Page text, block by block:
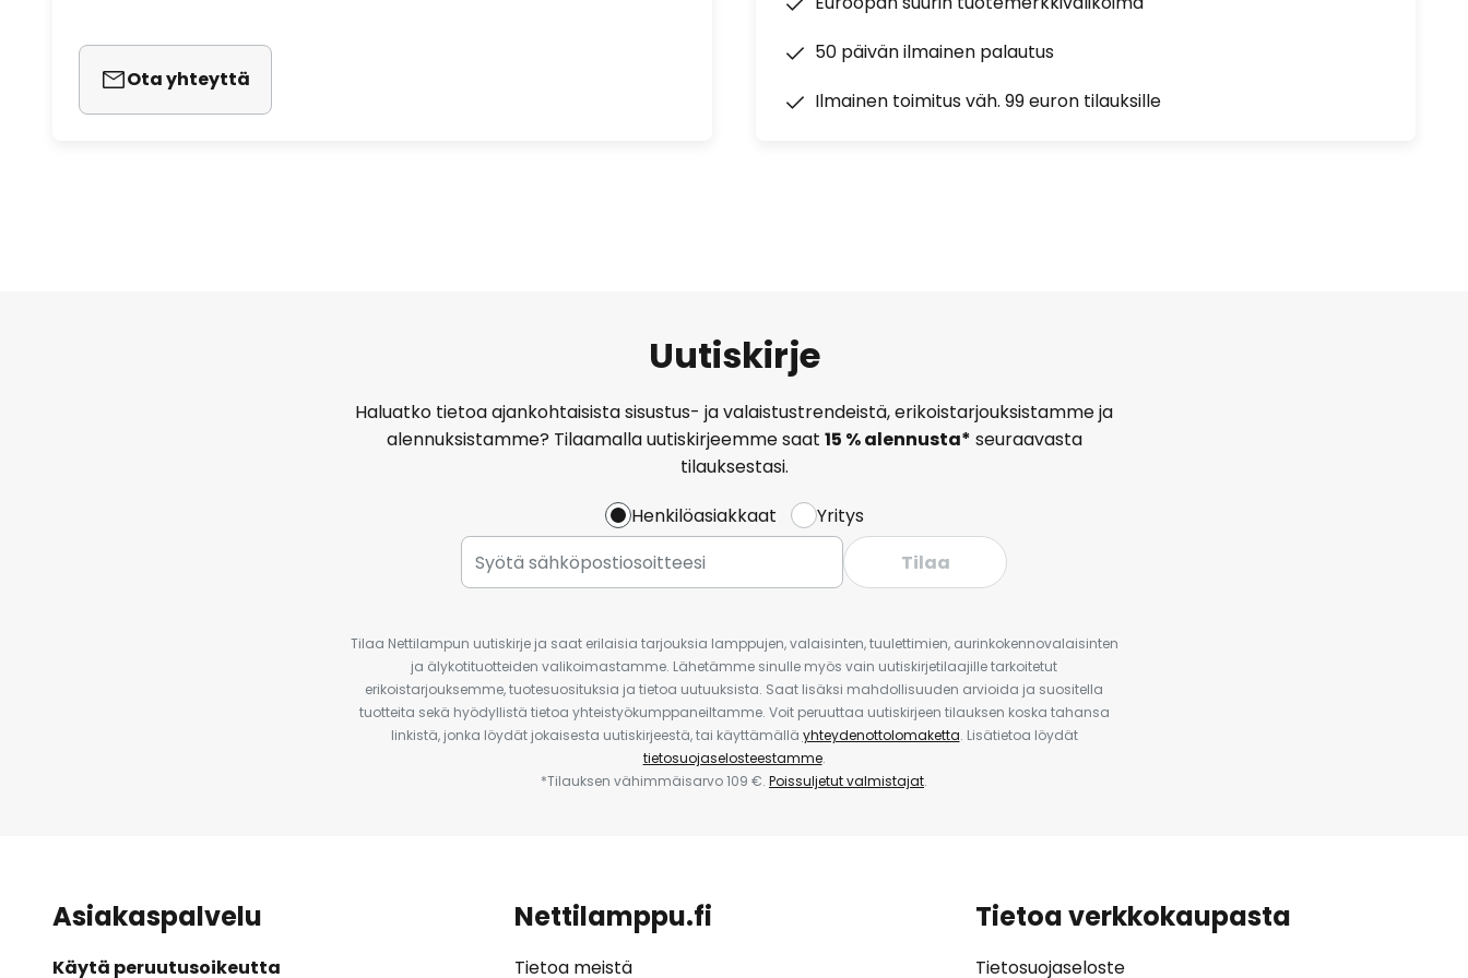
Ota yhteyttä
50 päivän ilmainen palautus
Ilmainen toimitus väh. 99 euron tilauksille
Uutiskirje
Haluatko tietoa ajankohtaisista sisustus- ja valaistustrendeistä, erikoistarjouksistamme ja
alennuksistamme? Tilaamalla uutiskirjeemme saat 15 % alennusta* seuraavasta
tilauksestasi.
Henkilöasiakkaat
Yritys
Tilaa
Tilaa Nettilampun uutiskirje ja saat erilaisia tarjouksia lamppujen, valaisinten, tuulettimien, aurinkokennovalaisinten
ja älykotituotteiden valikoimastamme. Lähetämme sinulle myös vain uutiskirjetilaajille tarkoitetut
erikoistarjouksemme, tuotesuosituksia ja tietoa uutuuksista. Saat lisäksi mahdollisuuden arvioida ja suositella
tuotteita sekä hyödyllistä tietoa yhteistyökumppaneiltamme. Voit peruuttaa uutiskirjeen tilauksen koska tahansa
linkistä, jonka löydät jokaisesta uutiskirjeestä, tai käyttämällä yhteydenottolomaketta. Lisätietoa löydät
tietosuojaselosteestamme.
*Tilauksen vähimmäisarvo 109 €. Poissuljetut valmistajat.
Asiakaspalvelu
Käytä peruutusoikeutta
Nettilamppu.fi
Tietoa meistä
Tietoa verkkokaupasta
Tietosuojaseloste